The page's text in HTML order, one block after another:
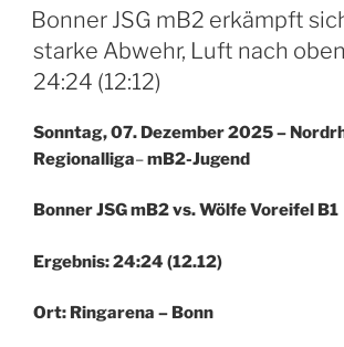
AM
Bonner JSG mB2 erkämpft
starke Abwehr, Luft nach
24:24 (12:12)
Sonntag, 07. Dezember 2025 –
Regionalliga–mB2-Jugend
Bonner JSG mB2 vs. Wölfe Voreifel B1
Ergebnis: 24:24 (12.12)
Ort: Ringarena – Bonn